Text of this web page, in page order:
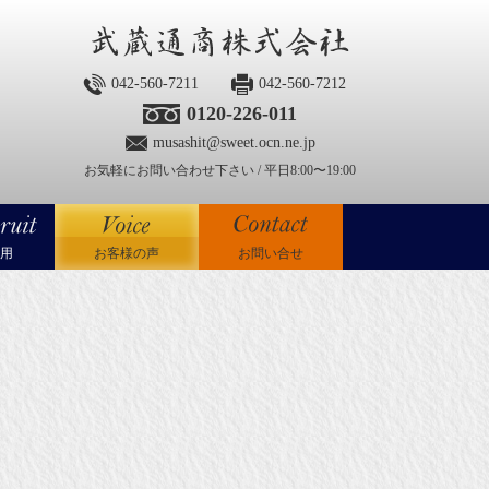
042-560-7211 042-560-7212
0120-226-011
musashit@sweet.ocn.ne.jp
お気軽にお問い合わせ下さい / 平日8:00〜19:00
お客様の声 お問い合せ